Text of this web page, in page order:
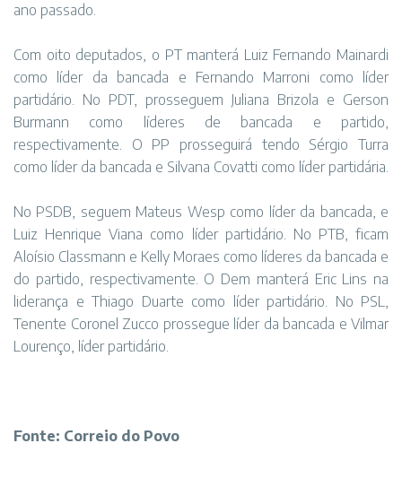
ano passado.
Com oito deputados, o PT manterá Luiz Fernando Mainardi
como líder da bancada e Fernando Marroni como líder
partidário. No PDT, prosseguem Juliana Brizola e Gerson
Burmann como líderes de bancada e partido,
respectivamente. O PP prosseguirá tendo Sérgio Turra
como líder da bancada e Silvana Covatti como líder partidária.
No PSDB, seguem Mateus Wesp como líder da bancada, e
Luiz Henrique Viana como líder partidário. No PTB, ficam
Aloísio Classmann e Kelly Moraes como líderes da bancada e
do partido, respectivamente. O Dem manterá Eric Lins na
liderança e Thiago Duarte como líder partidário. No PSL,
Tenente Coronel Zucco prossegue líder da bancada e Vilmar
Lourenço, líder partidário.
Fonte: Correio do Povo